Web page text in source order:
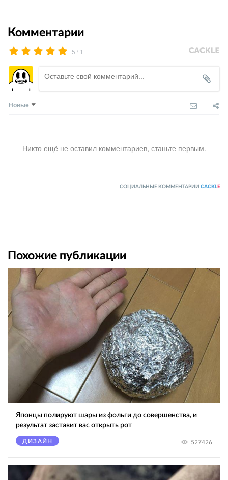
Комментарии
5 / 1
Новые
Никто ещё не оставил комментариев, станьте первым.
СОЦИАЛЬНЫЕ КОММЕНТАРИИ CACKL E
Похожие публикации
Японцы полируют шары из фольги до совершенства, и
результат заставит вас открыть рот
ДИЗАЙН 527426